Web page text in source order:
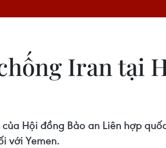
Iran tại
Hội đồng Bảo an Liên hợp
với Yemen.